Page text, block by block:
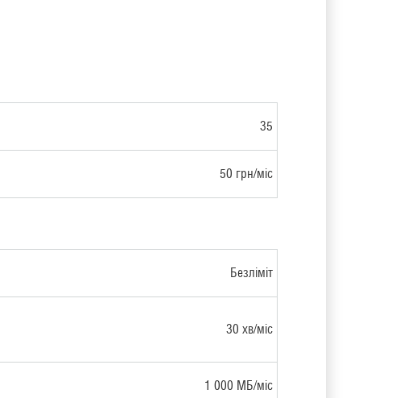
35
50 грн/міс
Безліміт
30 хв/міс
1 000 МБ/міс